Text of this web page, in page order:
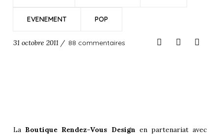
EVENEMENT POP
31 octobre 2011 / 88 commentaires
La Boutique Rendez-Vous Design en partenariat avec